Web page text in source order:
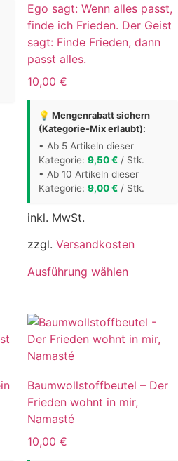
Ego sagt: Wenn alles passt,
finde ich Frieden. Der Geist
sagt: Finde Frieden, dann
passt alles.
10,00 €
💡 Mengenrabatt sichern
(Kategorie-Mix erlaubt):
• Ab 5 Artikeln dieser
Kategorie: 9,50€/ Stk.
• Ab 10 Artikeln dieser
Kategorie: 9,00€/ Stk.
inkl. MwSt.
zzgl. Versandkosten
Ausführung wählenDieses
mehrere
Varianten
Optionen
können
Baumwollstoffbeutel – Der
Frieden wohnt in mir,
Namasté
10,00 €